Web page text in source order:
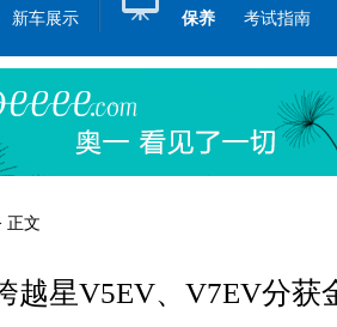
新车展示
保养
考试指南
正文
越星V5EV、V7EV分获